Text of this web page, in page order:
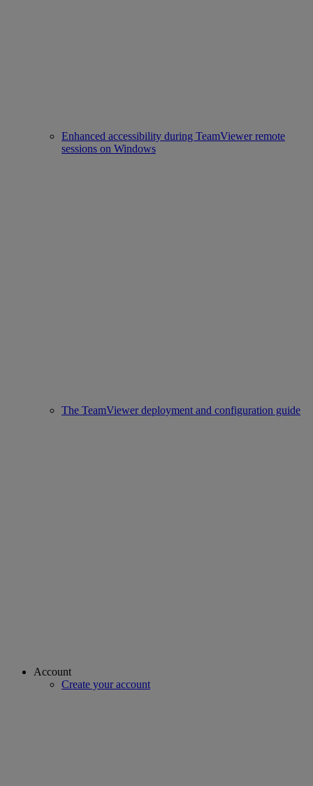
Enhanced accessibility during TeamViewer remote
sessions on Windows
The TeamViewer deployment and configuration guide
Account
Create your account